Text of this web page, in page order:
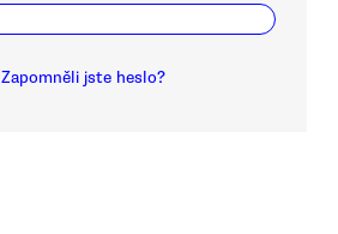
Zapomněli jste heslo?